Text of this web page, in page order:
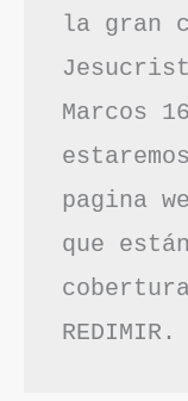
la gran
Marcos
pagina
que
REDIMIR.